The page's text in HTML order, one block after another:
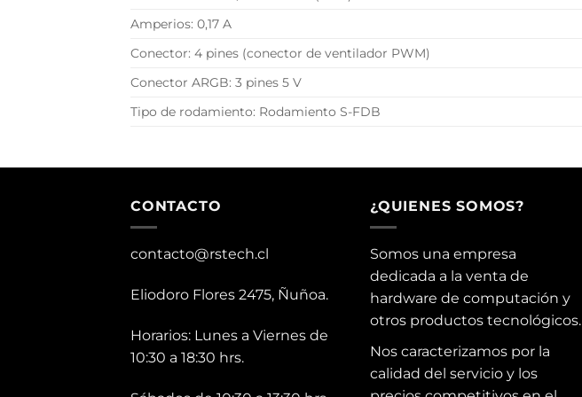
Amperios: 0,17 A
Conector: 4 pines (conector de ventilador PWM)
Conector ARGB: 3 pines 5 V
Tipo de rodamiento: Rodamiento S-FDB
CONTACTO
contacto@rstech.cl
Eliodoro Flores 2475, Ñuñoa.
Horarios: Lunes a Viernes de
10:30 a 18:30 hrs.
¿QUIENES SOMOS?
Somos una empresa
dedicada a la venta de
hardware de computación y
otros productos tecnológicos.
Nos caracterizamos por la
calidad del servicio y los